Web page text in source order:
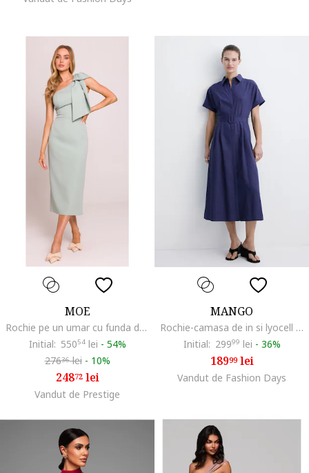
MOE
Rochie pe un umar cu funda decorativa,
Initial: 55054lei - 54%
27636lei - 10%
24872lei
Vandut de Prestige
MANGO
Rochie-camasa de in si lyocell cu o curea in talie, Bleumarin
Initial: 29999 lei - 36%
18999lei
Vandut de Fashion Days